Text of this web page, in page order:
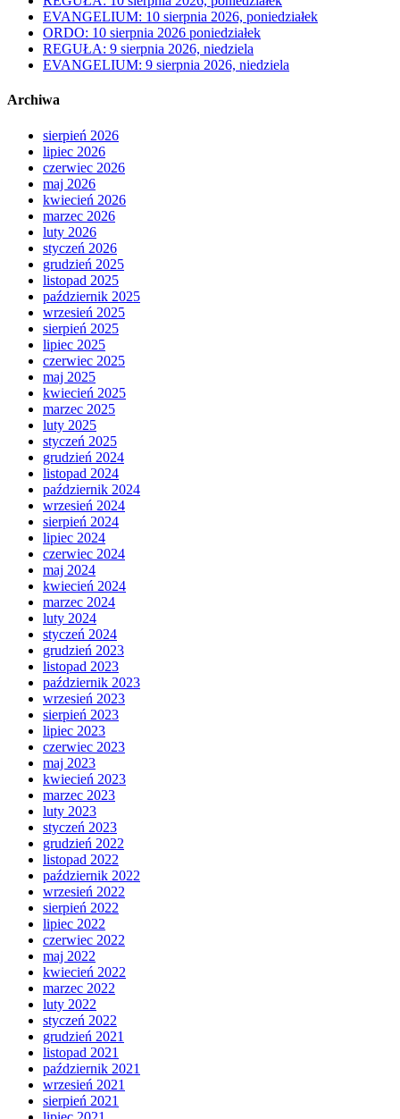
EVANGELIUM: 10 sierpnia 2026, poniedziałek
ORDO: 10 sierpnia 2026 poniedziałek
REGUŁA: 9 sierpnia 2026, niedziela
EVANGELIUM: 9 sierpnia 2026, niedziela
Archiwa
sierpień 2026
lipiec 2026
czerwiec 2026
maj 2026
kwiecień 2026
marzec 2026
luty 2026
styczeń 2026
grudzień 2025
listopad 2025
październik 2025
wrzesień 2025
sierpień 2025
lipiec 2025
czerwiec 2025
maj 2025
kwiecień 2025
marzec 2025
luty 2025
styczeń 2025
grudzień 2024
listopad 2024
październik 2024
wrzesień 2024
sierpień 2024
lipiec 2024
czerwiec 2024
maj 2024
kwiecień 2024
marzec 2024
luty 2024
styczeń 2024
grudzień 2023
listopad 2023
październik 2023
wrzesień 2023
sierpień 2023
lipiec 2023
czerwiec 2023
maj 2023
kwiecień 2023
marzec 2023
luty 2023
styczeń 2023
grudzień 2022
listopad 2022
październik 2022
wrzesień 2022
sierpień 2022
lipiec 2022
czerwiec 2022
maj 2022
kwiecień 2022
marzec 2022
luty 2022
styczeń 2022
grudzień 2021
listopad 2021
październik 2021
wrzesień 2021
sierpień 2021